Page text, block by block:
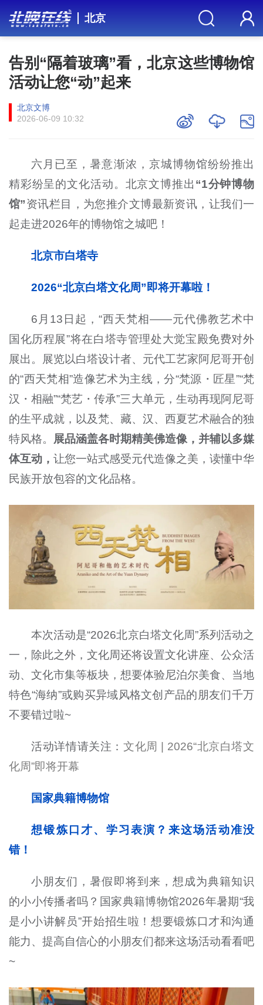
北京
告别“隔着玻璃”看，北京这些博物馆
活动让您“动”起来
北京文博
2026-06-09 10:32
六月已至，暑意渐浓，京城博物馆纷纷推出
精彩纷呈的文化活动。北京文博推出 “1分钟博物
馆”资讯栏目，为您推介文博最新资讯，让我们一
起走进2026年的博物馆之城吧！
北京市白塔寺
2026“北京白塔文化周”即将开幕啦！
6月13日起，“西天梵相——元代佛教艺术中
国化历程展”将在白塔寺管理处大觉宝殿免费对外
展出。展览以白塔设计者、元代工艺家阿尼哥开创
的“西天梵相”造像艺术为主线，分“梵源・匠星”“梵
汉・相融”“梵艺・传承”三大单元，生动再现阿尼哥
的生平成就，以及梵、藏、汉、西夏艺术融合的独
特风格。 展品涵盖各时期精美佛造像，并辅以多媒
体互动， 让您一站式感受元代造像之美，读懂中华
民族开放包容的文化品格。
本次活动是“2026北京白塔文化周”系列活动之
一，除此之外，文化周还将设置文化讲座、公众活
动、文化市集等板块，想要体验尼泊尔美食、当地
特色“海纳”或购买异域风格文创产品的朋友们千万
不要错过啦~
活动详情请关注：文化周 | 2026“北京白塔文
化周”即将开幕
国家典籍博物馆
想锻炼口才、学习表演？来这场活动准没
错！
小朋友们，暑假即将到来，想成为典籍知识
的小小传播者吗？国家典籍博物馆2026年暑期“我
是小小讲解员”开始招生啦！想要锻炼口才和沟通
能力、提高自信心的小朋友们都来这场活动看看吧
~